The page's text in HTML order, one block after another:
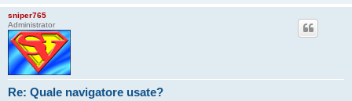
sniper765
Administrator
Re: Quale navigatore usate?